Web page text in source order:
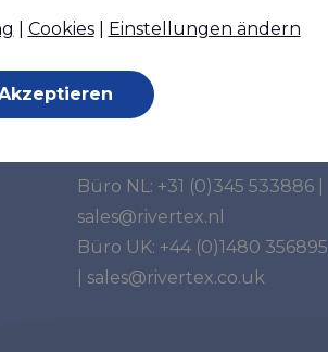
Haben Sie weitere
Fragen?
Büro NL: +31 (0)345 533886
sales@rivertex.nl
Büro UK: +44 (0)1480 356895
sales@rivertex.co.uk
Cookies| Einstellungen ändern